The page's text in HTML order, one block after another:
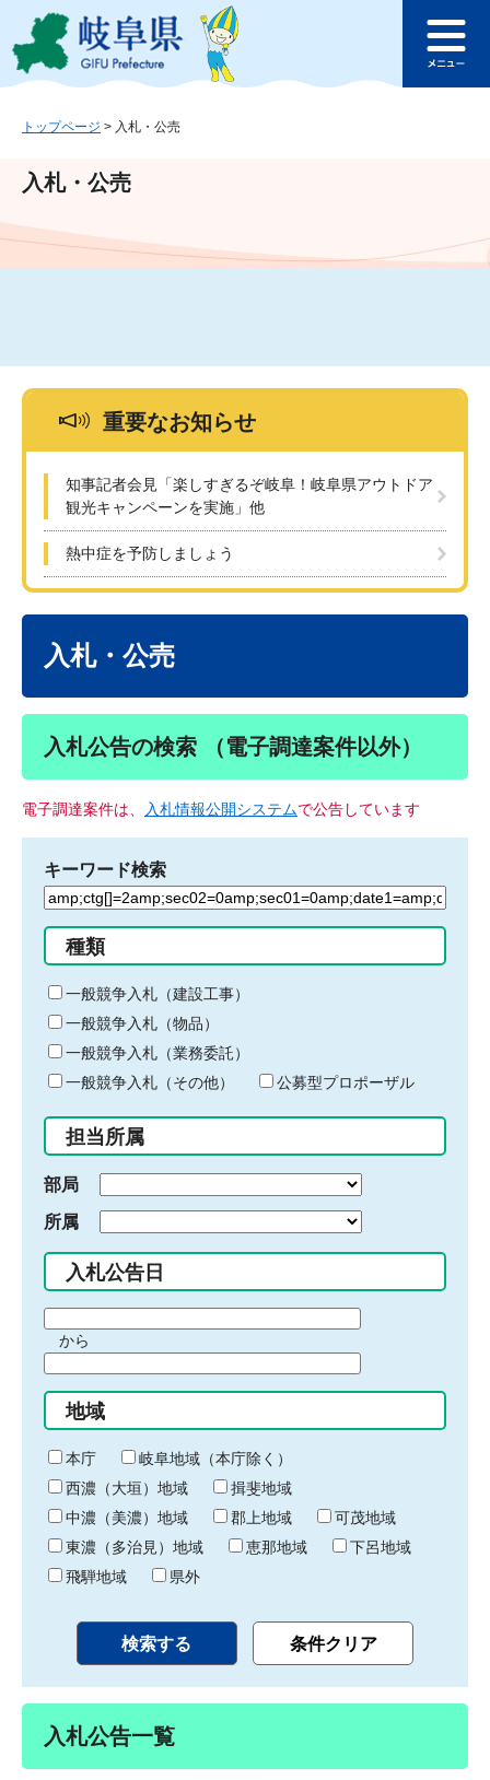
ジ
ュ
文
このページの本文へ
ュ
トップページ > 入札・公売
入札・公売
重要なお知らせ
知事記者会見「楽しすぎるぞ岐阜！岐阜県アウトドア
観光キャンペーンを実施」他
熱中症を予防しましょう
入札・公売
入札公告の検索 （電子調達案件以外）
電子調達案件は、 入札情報公開システムで公告しています
キーワード検索
検
る
キ
ー
ワ
ー
ド
入
力
種類
一般競争入札（建設工事）
一般競争入札（物品）
一般競争入札（業務委託）
一般競争入札（その他）
公募型プロポーザル
担当所属
部局
所属
入札公告日
間
始
り
から
間
終
わ
り
地域
本庁
岐阜地域（本庁除く）
西濃（大垣）地域
揖斐地域
中濃（美濃）地域
郡上地域
可茂地域
東濃（多治見）地域
恵那地域
下呂地域
飛騨地域
県外
入札公告一覧